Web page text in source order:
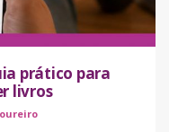
prático para
livros